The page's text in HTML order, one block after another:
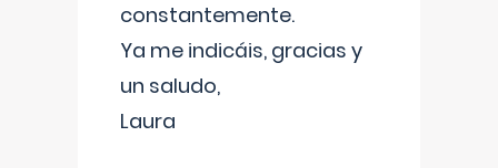
constantemente.
Ya me indicáis, gracias y
un saludo,
Laura